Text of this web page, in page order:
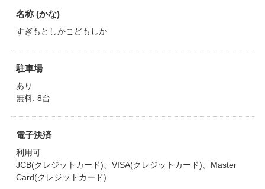
名称 (かな)
すぎもとしかこどもしか
駐車場
あり
無料: 8台
電子決済
利用可
JCB(クレジットカード)、VISA(クレジットカード)、Master
Card(クレジットカード)